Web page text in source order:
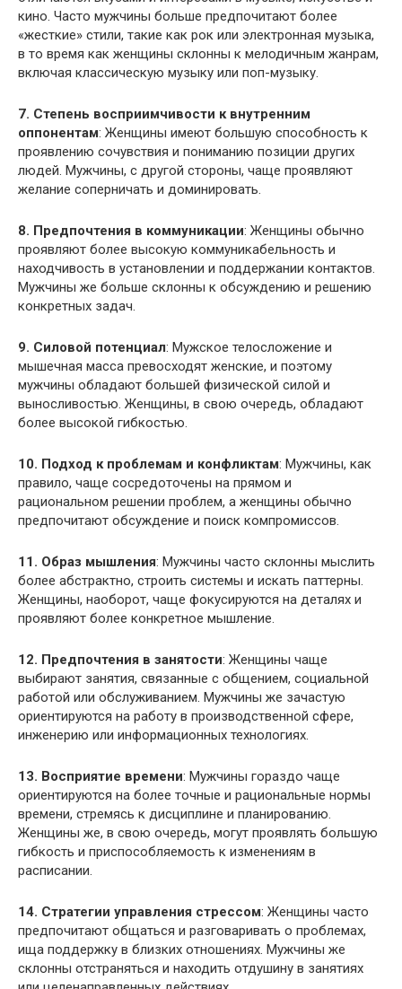
кино. Часто мужчины больше предпочитают более
«жесткие» стили, такие как рок или электронная музыка,
в то время как женщины склонны к мелодичным жанрам,
включая классическую музыку или поп-музыку.
7. Степень восприимчивости к внутренним
оппонентам: Женщины имеют большую способность к
проявлению сочувствия и пониманию позиции других
людей. Мужчины, с другой стороны, чаще проявляют
желание соперничать и доминировать.
8. Предпочтения в коммуникации: Женщины обычно
проявляют более высокую коммуникабельность и
находчивость в установлении и поддержании контактов.
Мужчины же больше склонны к обсуждению и решению
конкретных задач.
9. Силовой потенциал: Мужское телосложение и
мышечная масса превосходят женские, и поэтому
мужчины обладают большей физической силой и
выносливостью. Женщины, в свою очередь, обладают
более высокой гибкостью.
10. Подход к проблемам и конфликтам: Мужчины, как
правило, чаще сосредоточены на прямом и
рациональном решении проблем, а женщины обычно
предпочитают обсуждение и поиск компромиссов.
11. Образ мышления: Мужчины часто склонны мыслить
более абстрактно, строить системы и искать паттерны.
Женщины, наоборот, чаще фокусируются на деталях и
проявляют более конкретное мышление.
12. Предпочтения в занятости: Женщины чаще
выбирают занятия, связанные с общением, социальной
работой или обслуживанием. Мужчины же зачастую
ориентируются на работу в производственной сфере,
инженерию или информационных технологиях.
13. Восприятие времени: Мужчины гораздо чаще
ориентируются на более точные и рациональные нормы
времени, стремясь к дисциплине и планированию.
Женщины же, в свою очередь, могут проявлять большую
гибкость и приспособляемость к изменениям в
расписании.
14. Стратегии управления стрессом: Женщины часто
предпочитают общаться и разговаривать о проблемах,
ища поддержку в близких отношениях. Мужчины же
склонны отстраняться и находить отдушину в занятиях